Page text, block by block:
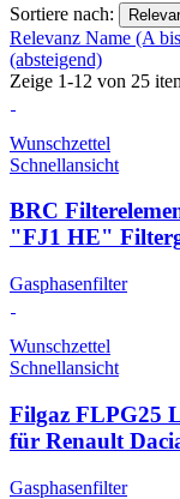
Sortiere nach:
Relevanz Name (A
(absteigend)
Zeige 1-12 von 25
Wunschzettel
Schnellansicht
BRC
"FJ1 HE"
Gasphasenfilter
Wunschzettel
Schnellansicht
Filgaz FLPG25
für Renault
Gasphasenfilter